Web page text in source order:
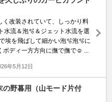
く改装されていて、しっかり料
水流＆泡🫧＆ジェット水流を選
埃を飛ばして細かい泡🫧泡🫧に
ボディ一方方向に撫で撫で☺️ ...
年5月12日
の野暮用（山モード片付